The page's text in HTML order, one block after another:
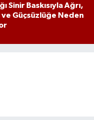
Sinir Baskısıyla Ağrı,
ve Güçsüzlüğe Neden